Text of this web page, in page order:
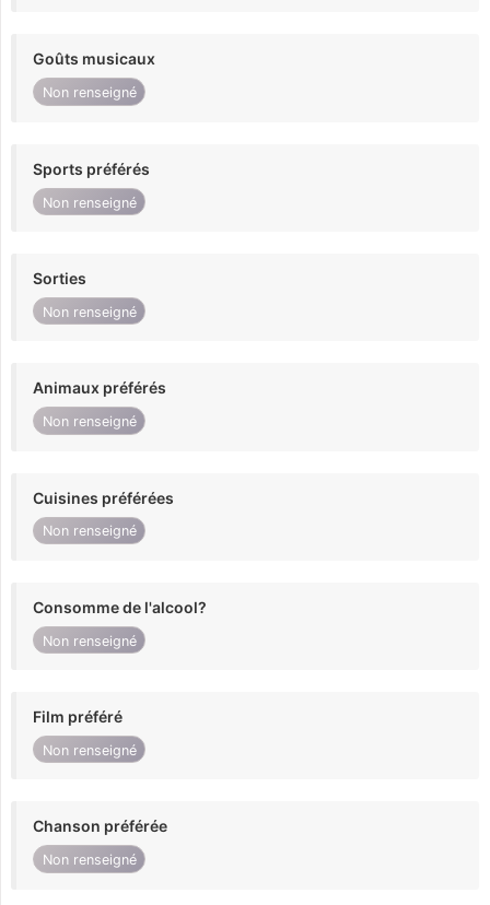
Goûts musicaux
Non renseigné
Sports préférés
Non renseigné
Sorties
Non renseigné
Animaux préférés
Non renseigné
Cuisines préférées
Non renseigné
Consomme de l'alcool?
Non renseigné
Film préféré
Non renseigné
Chanson préférée
Non renseigné